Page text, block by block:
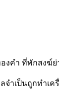
งคำ ที่พักสงฆ์
จำเป็นถูกทำเค